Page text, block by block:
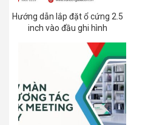
Hướng dẫn lắp đặt ổ cứng 2.5
inch vào đầu ghi hình